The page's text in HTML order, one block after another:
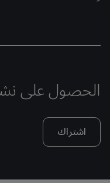
الحصول على
اشتراك